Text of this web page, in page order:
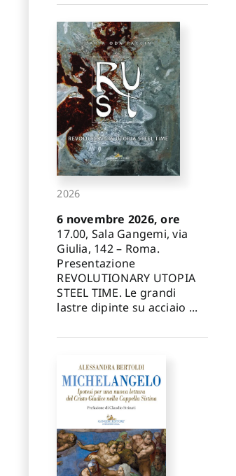
2026
6 novembre 2026, ore
17.00, Sala Gangemi, via
Giulia, 142 – Roma.
Presentazione
REVOLUTIONARY UTOPIA
STEEL TIME. Le grandi
lastre dipinte su acciaio ...